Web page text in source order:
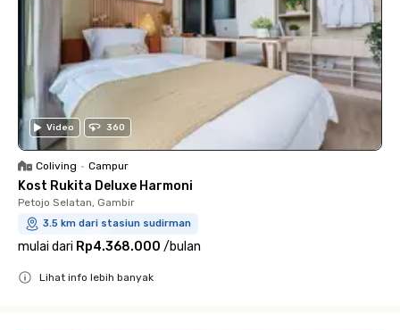
Video 360
Coliving • Campur
Kost Rukita Deluxe Harmoni
Petojo Selatan, Gambir
3.5 km dari stasiun sudirman
mulai dari Rp4.368.000 /bulan
Lihat info lebih banyak